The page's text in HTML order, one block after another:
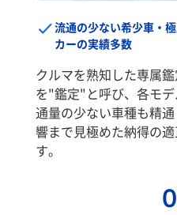
流通の少ない希少車・
カーの実績多数
クルマを熟知した専属
を"鑑定"と呼び、各モ
通量の少ない車種も精
響まで見極めた納得の
す。